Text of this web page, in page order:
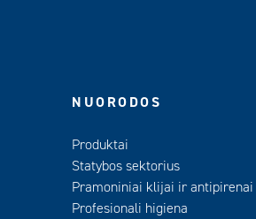
NUORODOS
Produktai
Statybos sektorius
Pramoniniai klijai ir antipirenai
Profesionali higiena